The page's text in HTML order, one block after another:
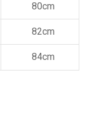
80cm
82cm
84cm